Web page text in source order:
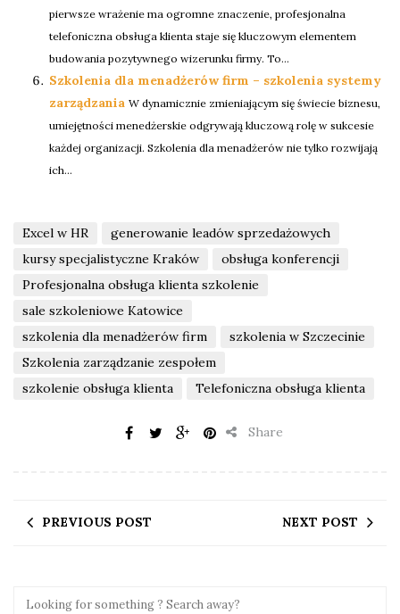
pierwsze wrażenie ma ogromne znaczenie, profesjonalna
telefoniczna obsługa klienta staje się kluczowym elementem
budowania pozytywnego wizerunku firmy. To...
Szkolenia dla menadżerów firm – szkolenia systemy
zarządzania W dynamicznie zmieniającym się świecie biznesu,
umiejętności menedżerskie odgrywają kluczową rolę w sukcesie
każdej organizacji. Szkolenia dla menadżerów nie tylko rozwijają
ich...
Excel w HR
generowanie leadów sprzedażowych
kursy specjalistyczne Kraków
obsługa konferencji
Profesjonalna obsługa klienta szkolenie
sale szkoleniowe Katowice
szkolenia dla menadżerów firm
szkolenia w Szczecinie
Szkolenia zarządzanie zespołem
szkolenie obsługa klienta
Telefoniczna obsługa klienta
Share
PREVIOUS POST NEXT POST